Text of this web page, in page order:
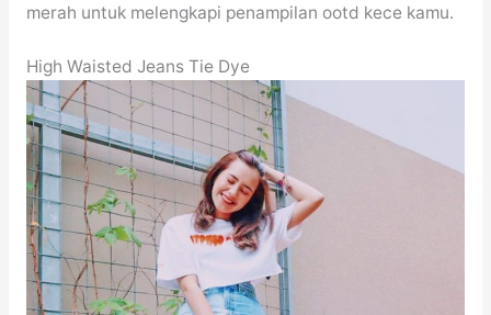
merah untuk melengkapi penampilan ootd kece kamu.
High Waisted Jeans Tie Dye